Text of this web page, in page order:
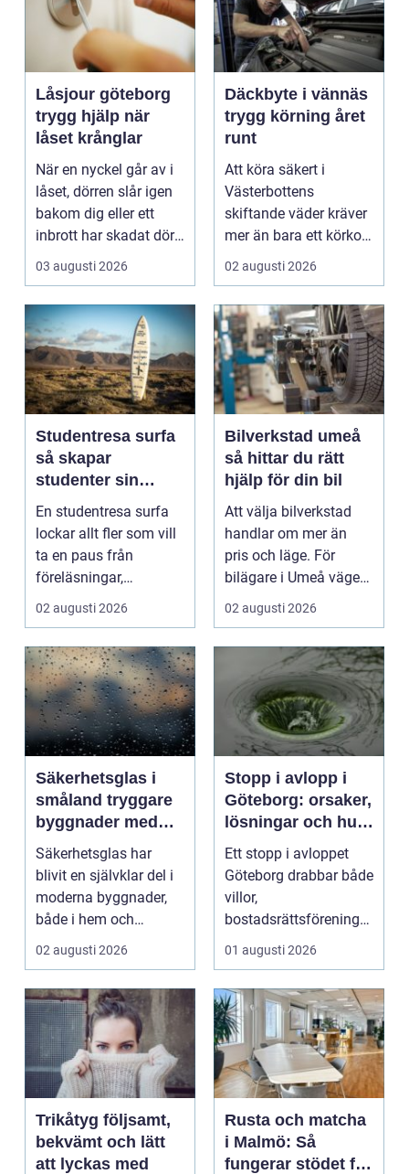
Låsjour göteborg
trygg hjälp när
låset krånglar
När en nyckel går av i
låset, dörren slår igen
bakom dig eller ett
inbrott har skadat dörr
och karm,...
03 augusti 2026
Däckbyte i vännäs
trygg körning året
runt
Att köra säkert i
Västerbottens
skiftande väder kräver
mer än bara ett körkort
och en pålitlig bil. ...
02 augusti 2026
Studentresa surfa
så skapar
studenter sin
ultimata paus från
plugget
En studentresa surfa
lockar allt fler som vill
ta en paus från
föreläsningar,
tentaplugg och sena
02 augusti 2026
Bilverkstad umeå
så hittar du rätt
hjälp för din bil
Att välja bilverkstad
handlar om mer än
pris och läge. För
bilägare i Umeå väger
trygghet, tillgängl...
02 augusti 2026
Säkerhetsglas i
småland tryggare
byggnader med
smarta
glaslösningar
Säkerhetsglas har
blivit en självklar del i
moderna byggnader,
både i hem och
offentliga miljöer. I ...
02 augusti 2026
Stopp i avlopp i
Göteborg: orsaker,
lösningar och hur
problem kan
undvikas
Ett stopp i avloppet
Göteborg drabbar både
villor,
bostadsrättsföreningar
01 augusti 2026
Trikåtyg följsamt,
bekvämt och lätt
att lyckas med
Rusta och matcha
i Malmö: Så
fungerar stödet för